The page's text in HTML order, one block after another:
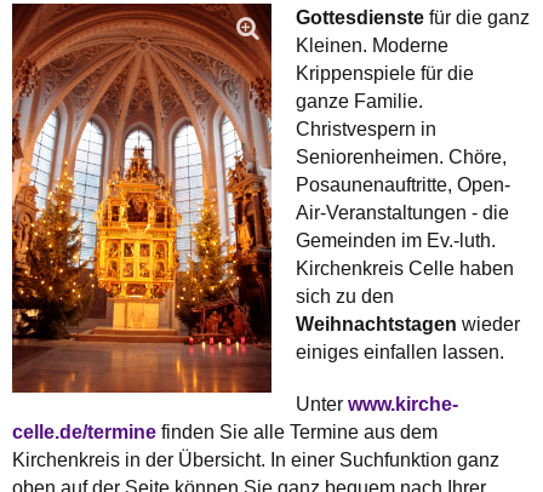
Gottesdienste für die ganz
Kleinen. Moderne
Krippenspiele für die
ganze Familie.
Christvespern in
Seniorenheimen. Chöre,
Posaunenauftritte, Open-
Air-Veranstaltungen - die
Gemeinden im Ev.-luth.
Kirchenkreis Celle haben
sich zu den
Weihnachtstagen wieder
einiges einfallen lassen.
Unter www.kirche-
celle.de/termine finden Sie alle Termine aus dem
Kirchenkreis in der Übersicht. In einer Suchfunktion ganz